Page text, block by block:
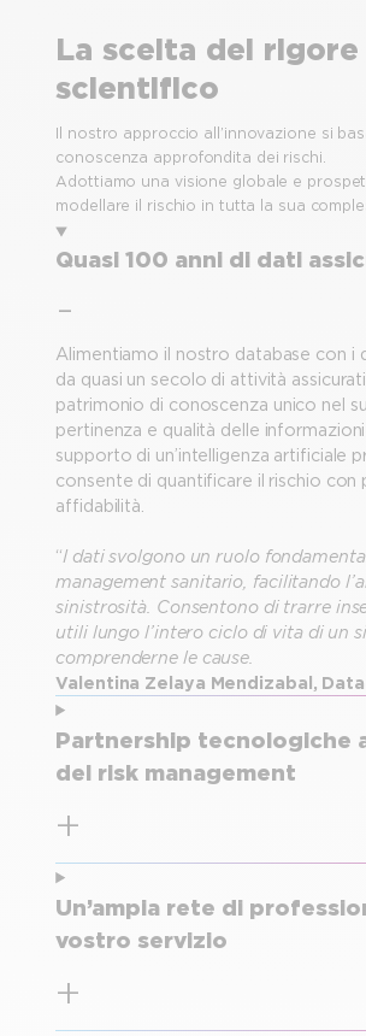
La scelta del rigore
scientifico
Il nostro approccio all’innovazione si
conoscenza approfondita dei rischi.
Adottiamo una visione globale e
modellare il rischio in tutta la sua
Quasi 100 anni di dati
Alimentiamo il nostro database con i
da quasi un secolo di attività
patrimonio di conoscenza unico nel
pertinenza e qualità delle
supporto di un’intelligenza artificiale
consente di quantificare il rischio con
affidabilità.
“I dati svolgono un ruolo
management sanitario, facilitando
sinistrosità. Consentono di trarre
utili lungo l’intero ciclo di vita di un
comprenderne le cause
Valentina Zelaya Mendizabal,
Partnership tecnologiche
del risk management
Un’ampia rete di
vostro servizio